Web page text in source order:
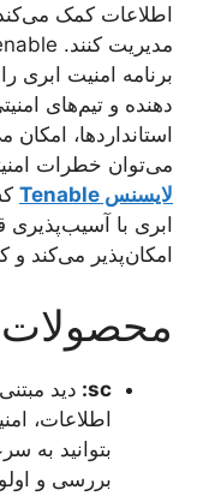
اطلاعات کمک
برنامه امنیت ابری
‌دهنده و تیم‌های
استانداردها،
می‌توان خطرات
لایسنس Tenable
ابری با
امکان‌پذیر می‌کند
محصولات Tenable
sc
: دید
اطلاعات،
بتوانید به
بررسی و